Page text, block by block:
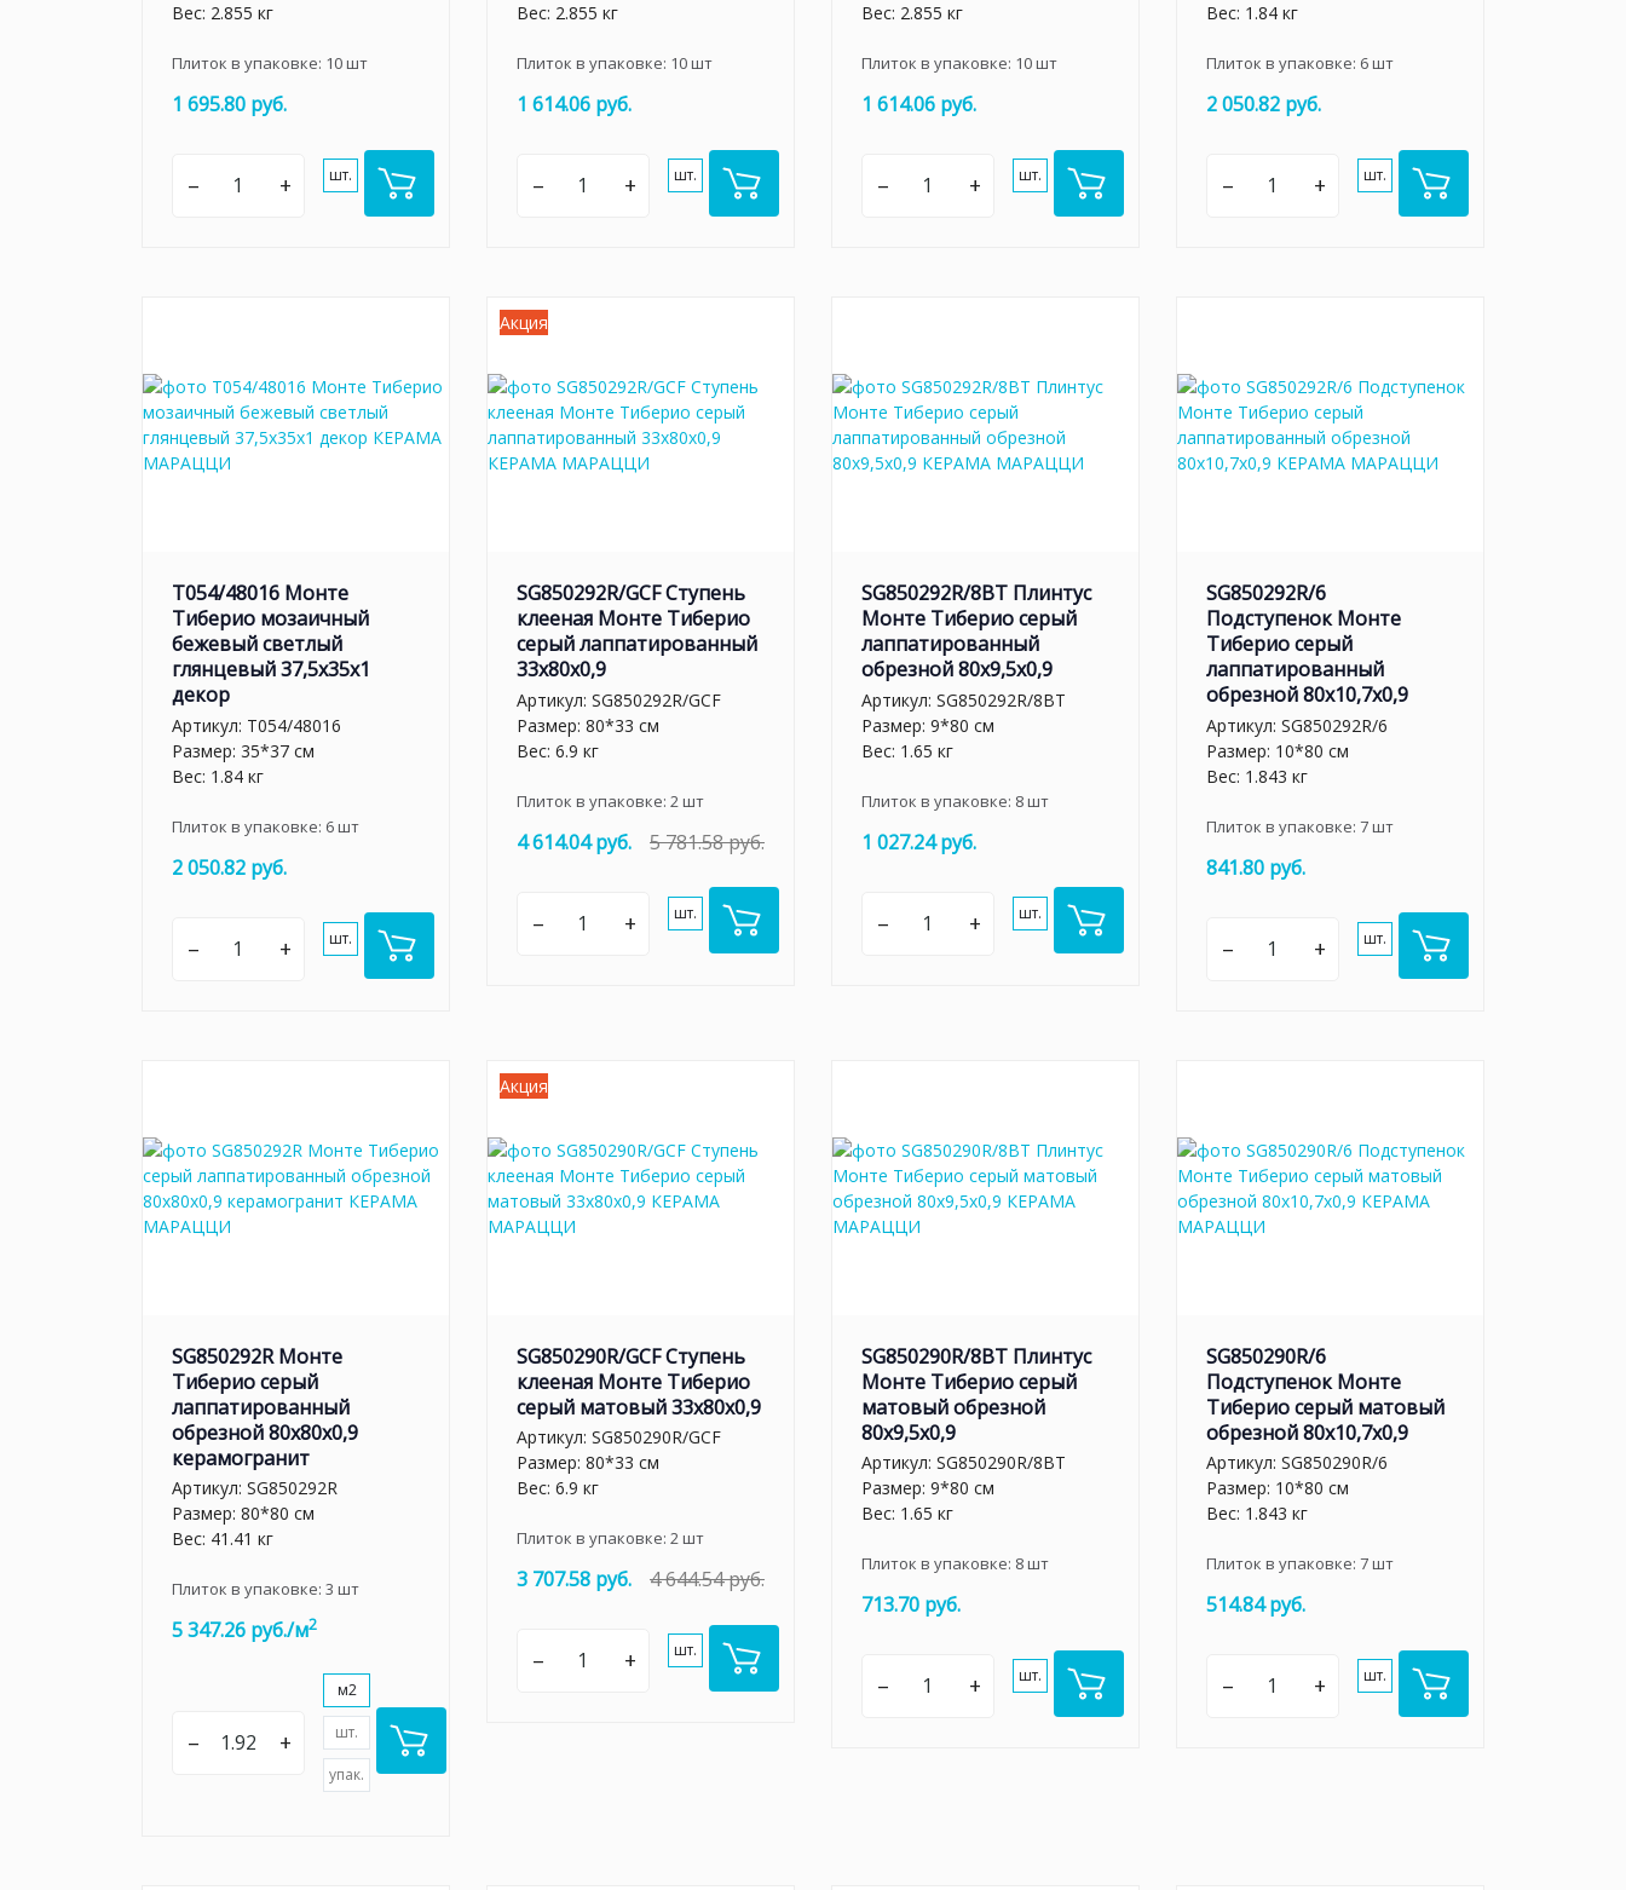
Вес: 2.855 кг
Плиток в упаковке: 10шт
1 695.80 руб.
– + шт.
Вес: 2.855 кг
Плиток в упаковке: 10шт
1 614.06 руб.
– + шт.
Вес: 2.855 кг
Плиток в упаковке: 10шт
1 614.06 руб.
– + шт.
Вес: 1.84 кг
Плиток в упаковке: 6шт
2 050.82 руб.
– + шт.
T054/48016 Монте
Тиберио мозаичный
бежевый светлый
глянцевый 37,5x35x1
декор
Артикул: T054/48016
Размер: 35*37 см
Вес: 1.84 кг
Плиток в упаковке: 6шт
2 050.82 руб.
– + шт.
Акция
SG850292R/GCF Ступень
клееная Монте Тиберио
серый лаппатированный
33x80x0,9
Артикул: SG850292R/GCF
Размер: 80*33 см
Вес: 6.9 кг
Плиток в упаковке: 2 шт
4 614.04 руб. 5 781.58 руб.
– + шт.
SG850292R/8BT Плинтус
Монте Тиберио серый
лаппатированный
обрезной 80x9,5x0,9
Артикул: SG850292R/8BT
Размер: 9*80 см
Вес: 1.65 кг
Плиток в упаковке: 8шт
1 027.24 руб.
– + шт.
SG850292R/6
Подступенок Монте
Тиберио серый
лаппатированный
обрезной 80x10,7x0,9
Артикул: SG850292R/6
Размер: 10*80 см
Вес: 1.843 кг
Плиток в упаковке: 7шт
841.80 руб.
– + шт.
SG850292R Монте
Тиберио серый
лаппатированный
обрезной 80x80x0,9
керамогранит
Артикул: SG850292R
Размер: 80*80 см
Вес: 41.41 кг
Плиток в упаковке: 3 шт
5 347.26 руб./м2
– +
м2
шт.
упак.
Акция
SG850290R/GCF Ступень
клееная Монте Тиберио
серый матовый 33x80x0,9
Артикул: SG850290R/GCF
Размер: 80*33 см
Вес: 6.9 кг
Плиток в упаковке: 2шт
3 707.58 руб. 4 644.54 руб.
– + шт.
SG850290R/8BT Плинтус
Монте Тиберио серый
матовый обрезной
80x9,5x0,9
Артикул: SG850290R/8BT
Размер: 9*80 см
Вес: 1.65 кг
Плиток в упаковке: 8шт
713.70 руб.
– + шт.
SG850290R/6
Подступенок Монте
Тиберио серый матовый
обрезной 80x10,7x0,9
Артикул: SG850290R/6
Размер: 10*80 см
Вес: 1.843 кг
Плиток в упаковке: 7шт
514.84 руб.
– + шт.